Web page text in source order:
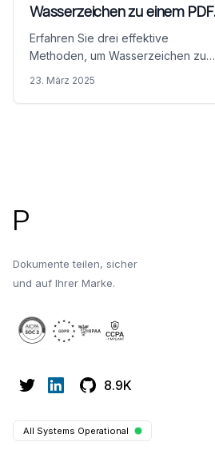
Wasserzeichen zu einem PDF
hinzu
Erfahren Sie drei effektive
Methoden, um Wasserzeichen zu
vertraulichen Dokumente und
23. März 2025
P
Dokumente teilen, sicher
und auf Ihrer Marke.
8.9K
All Systems Operational